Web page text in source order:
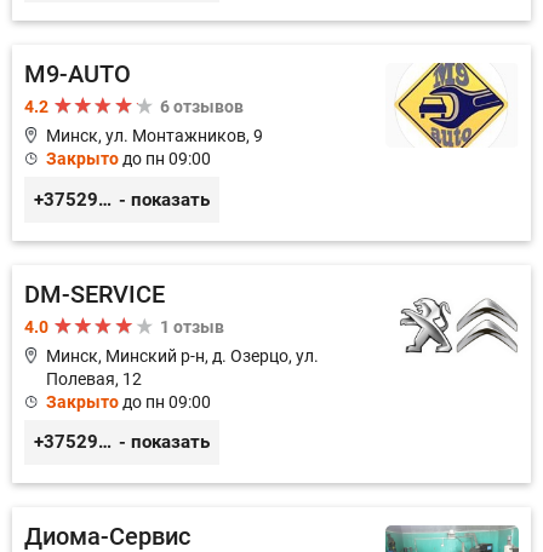
M9-AUTO
4.2
6 отзывов
Минск, ул. Монтажников, 9
Закрыто до пн 09:00
+375299395764 - показать
DM-SERVICE
4.0
1 отзыв
Минск, Минский р-н, д. Озерцо, ул.
Полевая, 12
Закрыто до пн 09:00
+375295844464 - показать
Диома-Сервис